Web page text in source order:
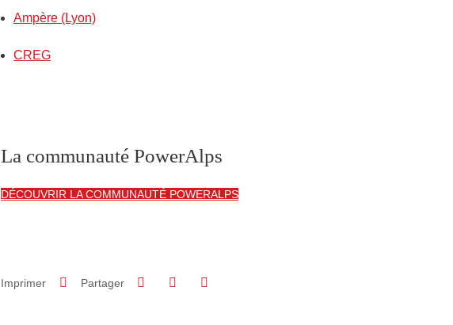
Ampère (Lyon)
CREG
La communauté PowerAlps
DÉCOUVRIR LA COMMUNAUTÉ POWERALPS
Imprimer Partager Partager sur Facebook
Partager sur LinkedIn